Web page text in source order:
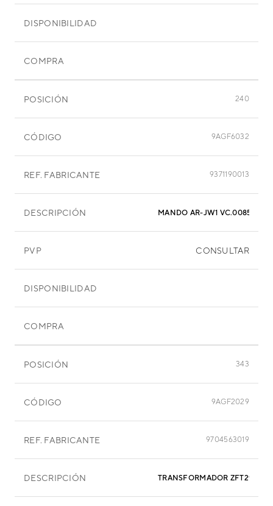
DISPONIBILIDAD
COMPRA
POSICIÓN 240
CÓDIGO 9AGF6032
REF. FABRICANTE 9371190013
DESCRIPCIÓN MANDO AR-JW1 VC.00855
PVP CONSULTAR
DISPONIBILIDAD
COMPRA
POSICIÓN 343
CÓDIGO 9AGF2029
REF. FABRICANTE 9704563019
DESCRIPCIÓN TRANSFORMADOR ZFT29B01